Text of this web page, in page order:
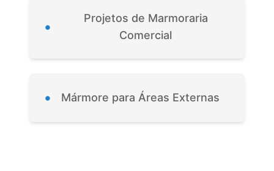
•
Projetos de Marmoraria
Comercial
• Mármore para Áreas Externas